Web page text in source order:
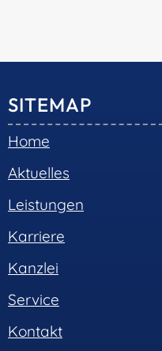
SITEMAP
Home
Aktuelles
Leistungen
Karriere
Kanzlei
Service
Kontakt